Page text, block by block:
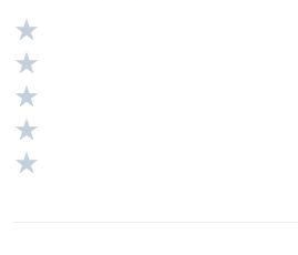
Valutazione